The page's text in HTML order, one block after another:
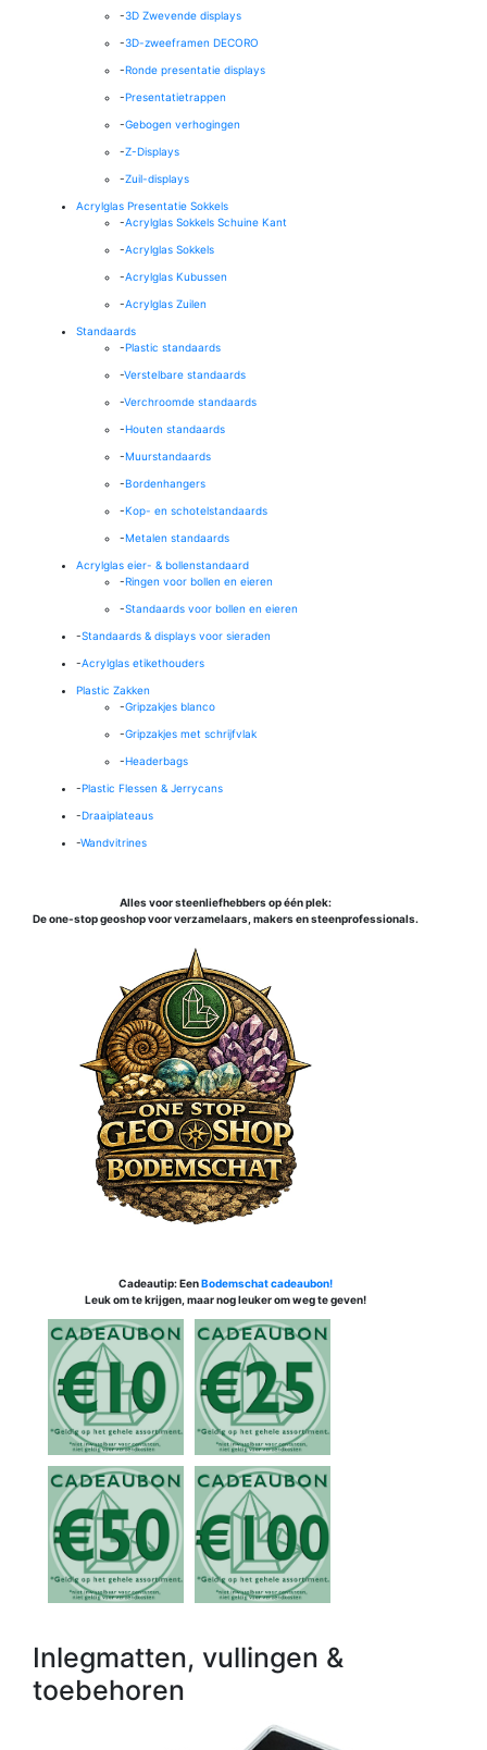
-3D Zwevende displays
-3D-zweeframen DECORO
-Ronde presentatie displays
-Presentatietrappen
-Gebogen verhogingen
-Z-Displays
-Zuil-displays
Acrylglas Presentatie Sokkels
-Acrylglas Sokkels Schuine Kant
-Acrylglas Sokkels
-Acrylglas Kubussen
-Acrylglas Zuilen
Standaards
-Plastic standaards
-Verstelbare standaards
-Verchroomde standaards
-Houten standaards
-Muurstandaards
-Bordenhangers
-Kop- en schotelstandaards
-Metalen standaards
Acrylglas eier- & bollenstandaard
-Ringen voor bollen en eieren
-Standaards voor bollen en eieren
-Standaards & displays voor sieraden
-Acrylglas etikethouders
Plastic Zakken
-Gripzakjes blanco
-Gripzakjes met schrijfvlak
-Headerbags
-Plastic Flessen & Jerrycans
-Draaiplateaus
-Wandvitrines
Alles voor steenliefhebbers op één plek:
De one-stop geoshop voor verzamelaars, makers en steenprofessionals.
Cadeautip: EenBodemschat cadeaubon!
Leuk om te krijgen, maar nog leuker om weg te geven!
Inlegmatten, vullingen &
toebehoren